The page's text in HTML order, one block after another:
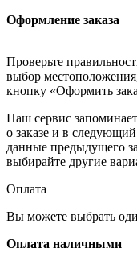
Оформление заказа
Проверьте
выбор
кнопку «Оформить
Наш сервис
о заказе и в
данные предыдущего
выбирайте другие
Оплата
Вы можете выбрать
Оплата наличными